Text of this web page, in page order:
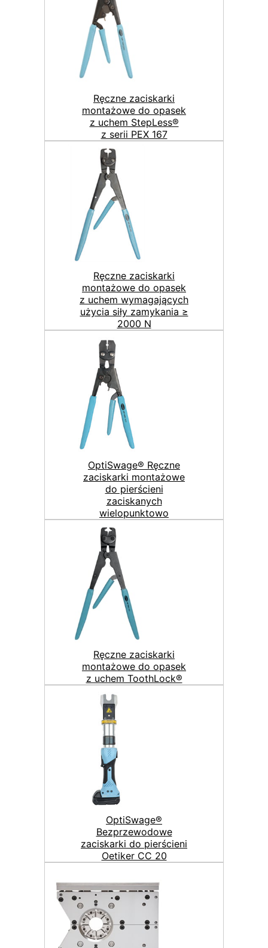
Ręczne zaciskarki
montażowe do opasek
z uchem StepLess®
z serii PEX 167
Ręczne zaciskarki
montażowe do opasek
z uchem wymagających
użycia siły zamykania ≥
2000 N
OptiSwage® Ręczne
zaciskarki montażowe
do pierścieni
zaciskanych
wielopunktowo
Ręczne zaciskarki
montażowe do opasek
z uchem ToothLock®
OptiSwage®
Bezprzewodowe
zaciskarki do pierścieni
Oetiker CC 20